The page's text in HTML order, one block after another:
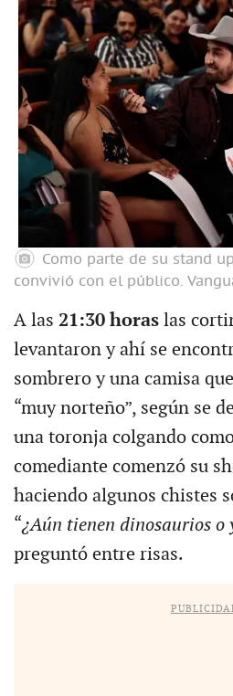
Como parte de su stand
convivió con el público.
A las 21:30 horaslas
levantaron y ahí se
sombrero y una camisa
“muy norteño”, según se
una toronja colgando
comediante comenzó su
haciendo algunos chistes
“¿Aún tienen dinosaurios o
preguntó entre risas.